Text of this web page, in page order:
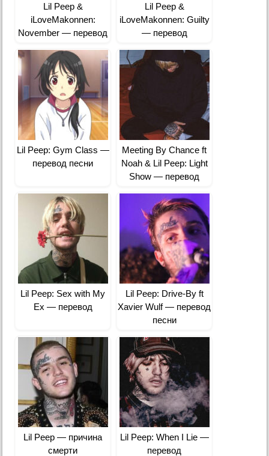
Lil Peep &
iLoveMakonnen:
November — перевод
Lil Peep &
iLoveMakonnen: Guilty
— перевод
Lil Peep: Gym Class —
перевод песни
Meeting By Chance ft
Noah & Lil Peep: Light
Show — перевод
Lil Peep: Sex with My
Ex — перевод
Lil Peep: Drive-By ft
Xavier Wulf — перевод
песни
Lil Peep — причина
смерти
Lil Peep: When I Lie —
перевод